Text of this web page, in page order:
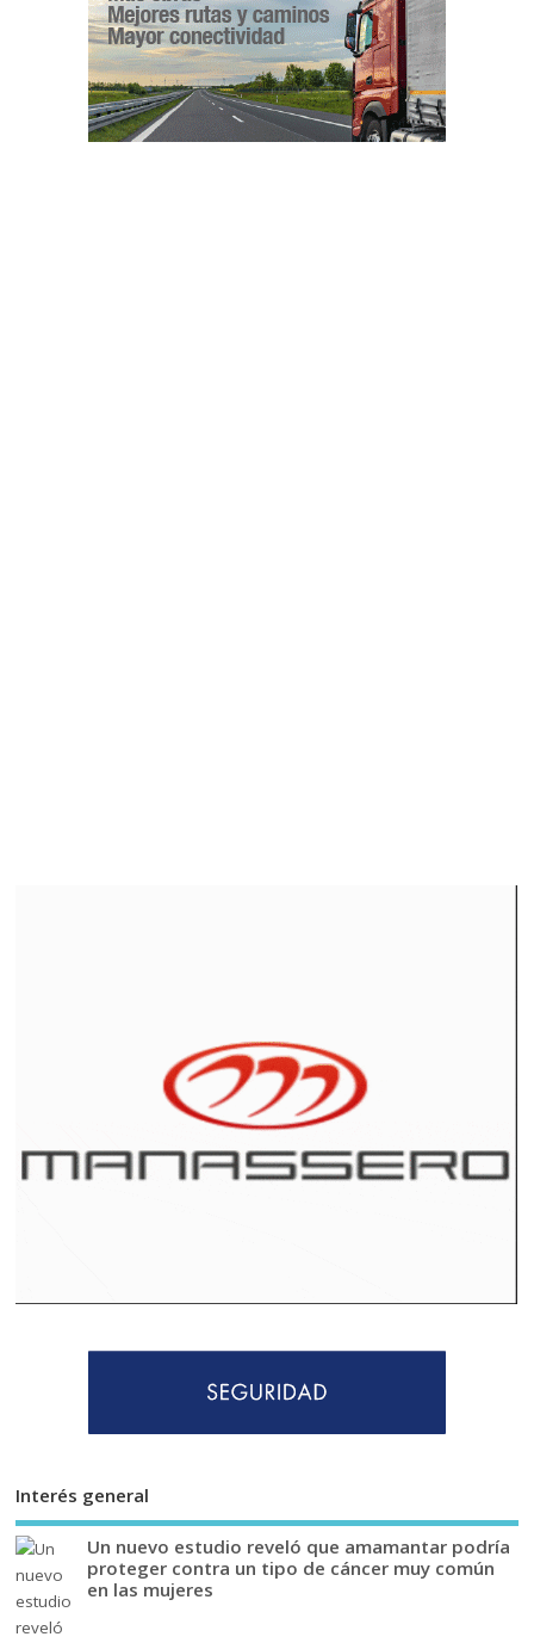
Interés general
Un nuevo estudio reveló que amamantar podría
proteger contra un tipo de cáncer muy común
en las mujeres